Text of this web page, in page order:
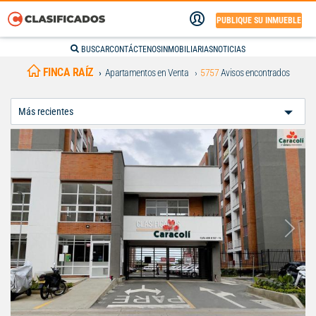
PUBLIQUE SU INMUEBLE
BUSCARCONTÁCTENOS INMOBILIARIASNOTICIAS
FINCA RAÍZ Apartamentos en Venta 5757Avisos encontrados